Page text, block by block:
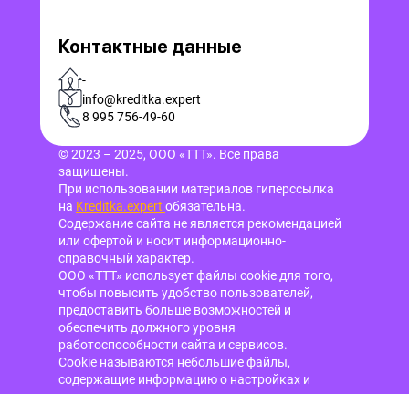
Контактные данные
-
info@kreditka.expert
8 995 756-49-60
© 2023 – 2025, ООО «ТТТ». Все права
защищены.
При использовании материалов гиперссылка
на Kreditka.expert обязательна.
Содержание сайта не является рекомендацией
или офертой и носит информационно-
справочный характер.
ООО «ТТТ» использует файлы cookie для того,
чтобы повысить удобство пользователей,
предоставить больше возможностей и
обеспечить должного уровня
работоспособности сайта и сервисов.
Cookie называются небольшие файлы,
содержащие информацию о настройках и